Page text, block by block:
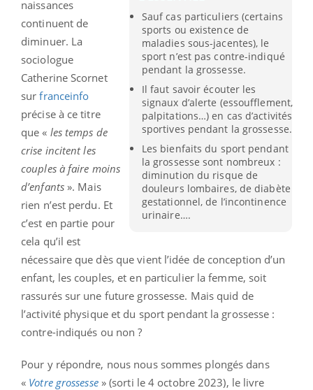
Sauf cas particuliers (certains
sports ou existence de
maladies sous-jacentes), le
sport n’est pas contre-indiqué
pendant la grossesse.
Il faut savoir écouter les
signaux d’alerte (essoufflement,
palpitations…) en cas d’activités
sportives pendant la grossesse.
Les bienfaits du sport pendant
la grossesse sont nombreux :
diminution du risque de
douleurs lombaires, de diabète
gestationnel, de l’incontinence
urinaire….
naissances
continuent de
diminuer. La
sociologue
Catherine Scornet
surfranceinfo
précise à ce titre
que « les temps de
crise incitent les
couples à faire moins
d’enfants». Mais
rien n’est perdu. Et
c’est en partie pour
cela qu’il est
nécessaire que dès que vient l’idée de conception d’un
enfant, les couples, et en particulier la femme, soit
rassurés sur une future grossesse. Mais quid de
l’activité physique et du sport pendant la grossesse :
contre-indiqués ou non ?
Pour y répondre, nous nous sommes plongés dans
« Votre grossesse » (sorti le 4 octobre 2023), le livre